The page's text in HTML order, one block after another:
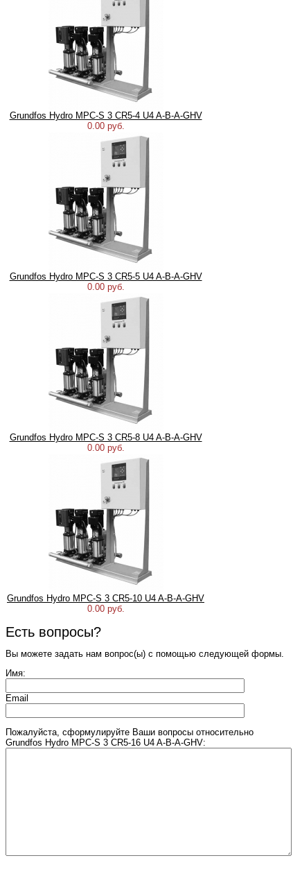
Grundfos Hydro MPC-S 3 CR5-4 U4 A-B-A-GHV
0.00 руб.
Grundfos Hydro MPC-S 3 CR5-5 U4 A-B-A-GHV
0.00 руб.
Grundfos Hydro MPC-S 3 CR5-8 U4 A-B-A-GHV
0.00 руб.
Grundfos Hydro MPC-S 3 CR5-10 U4 A-B-A-GHV
0.00 руб.
Есть вопросы?
Вы можете задать нам вопрос(ы) с помощью следующей формы.
Имя:
Email
Пожалуйста, сформулируйте Ваши вопросы относительно
Grundfos Hydro MPC-S 3 CR5-16 U4 A-B-A-GHV: